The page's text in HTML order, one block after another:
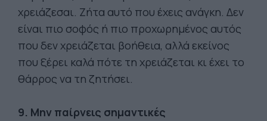
χρειάζεσαι. Ζήτα αυτό που έχεις ανάγκη. Δεν
είναι πιο σοφός ή πιο προχωρημένος αυτός
που δεν χρειάζεται βοήθεια, αλλά εκείνος
που ξέρει καλά πότε τη χρειάζεται κι έχει το
θάρρος να τη ζητήσει.
9. Μην παίρνεις σημαντικές